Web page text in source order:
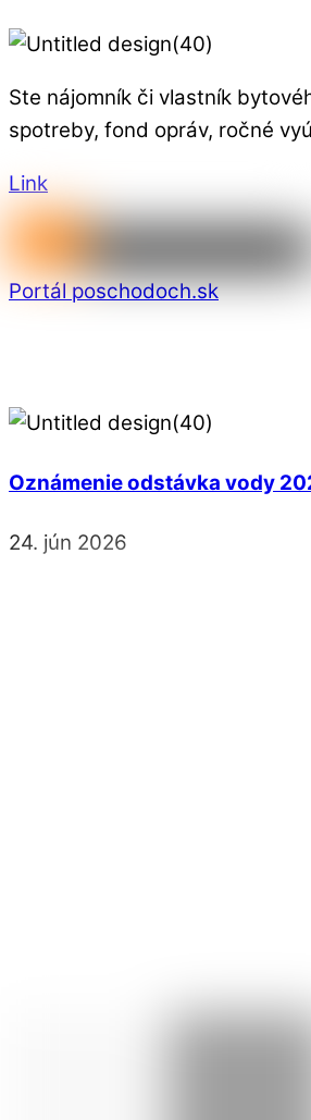
Ste nájomník či vlastník
spotreby, fond opráv, ročné
Link
Portál poschodoch.sk
Oznámenie odstávka vody
24. jún 2026